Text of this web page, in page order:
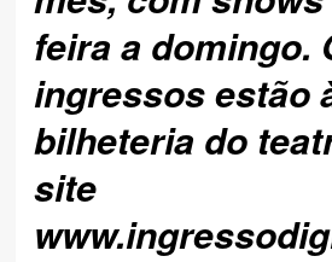
feira a domingo.
ingressos estão
bilheteria do
site